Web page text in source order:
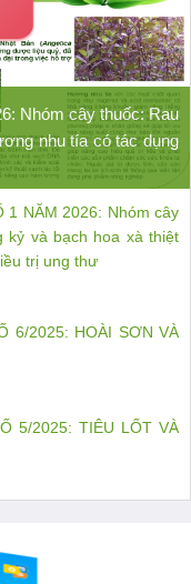
Nhóm cây thuốc: Rau
nhu tía có tác dụng
1 NĂM 2026: Nhóm cây
kỷ và bạch hoa xà thiệt
trị ung thư
6/2025: HOÀI SƠN VÀ
5/2025: TIÊU LỐT VÀ